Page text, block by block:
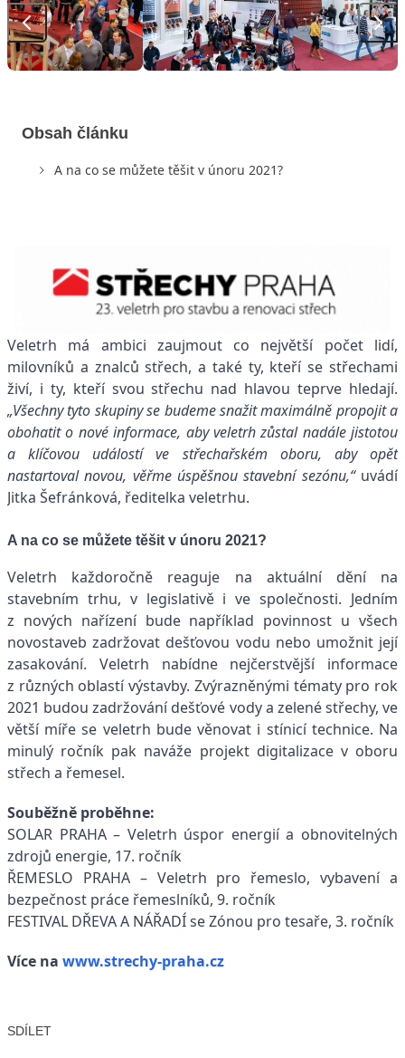
Obsah článku
A na co se můžete těšit v únoru 2021?
Veletrh má ambici zaujmout co největší počet lidí,
milovníků a znalců střech, a také ty, kteří se střechami
živí, i ty, kteří svou střechu nad hlavou teprve hledají.
„Všechny tyto skupiny se budeme snažit maximálně propojit a
obohatit o nové informace, aby veletrh zůstal nadále jistotou
a klíčovou událostí ve střechařském oboru, aby opět
nastartoval novou, věřme úspěšnou stavební sezónu,“uvádí
Jitka Šefránková, ředitelka veletrhu.
A na co se můžete těšit v únoru 2021?
Veletrh každoročně reaguje na aktuální dění na
stavebním trhu, v legislativě i ve společnosti. Jedním
z nových nařízení bude například povinnost u všech
novostaveb zadržovat dešťovou vodu nebo umožnit její
zasakování. Veletrh nabídne nejčerstvější informace
z různých oblastí výstavby. Zvýrazněnými tématy pro rok
2021 budou zadržování dešťové vody a zelené střechy, ve
větší míře se veletrh bude věnovat i stínicí technice. Na
minulý ročník pak naváže projekt digitalizace v oboru
střech a řemesel.
Souběžně proběhne:
SOLAR PRAHA – Veletrh úspor energií a obnovitelných
zdrojů energie, 17. ročník
ŘEMESLO PRAHA – Veletrh pro řemeslo, vybavení a
bezpečnost práce řemeslníků, 9. ročník
FESTIVAL DŘEVA A NÁŘADÍ se Zónou pro tesaře, 3. ročník
Více na www.strechy-praha.cz
SDÍLET